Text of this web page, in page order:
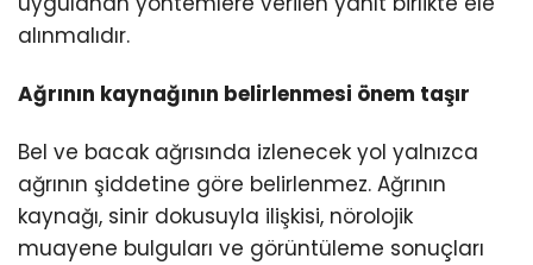
alınmalıdır.
Ağrının kaynağının belirlenmesi önem taşır
Bel ve bacak ağrısında izlenecek yol yalnızca
ağrının şiddetine göre belirlenmez. Ağrının
kaynağı, sinir dokusuyla ilişkisi, nörolojik
muayene bulguları ve görüntüleme sonuçları